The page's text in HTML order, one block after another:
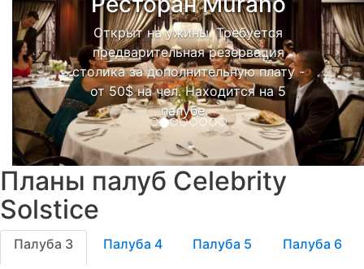
Открыт на ужины. Требуется
предварительная резервация
столика за дополнительную плату -
от 50$ на чел. Находится на 5
палубе.
Планы палуб Celebrity
Solstice
Палуба 3 Палуба 4 Палуба 5 Палуба 6